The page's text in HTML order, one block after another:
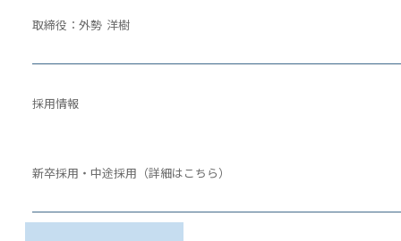
取締役：外勢 洋樹
採用情報
新卒採用・中途採用（詳細はこちら）